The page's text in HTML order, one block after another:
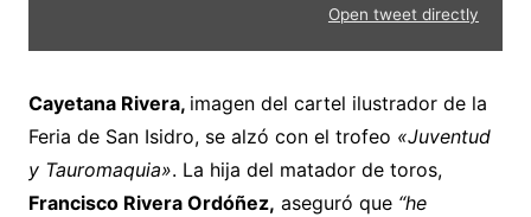
Open tweet directly
Cayetana Rivera, imagen del cartel ilustrador de la
Feria de San Isidro, se alzó con el trofeo «Juventud
y Tauromaquia». La hija del matador de toros,
Francisco Rivera Ordóñez, aseguró que “he